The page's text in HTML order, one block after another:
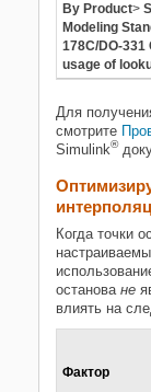
By Product>
Modeling
178C/DO-331
usage of
Для
смотрите
Simulink®
Когда точки
останова не
влиять на
Фактор